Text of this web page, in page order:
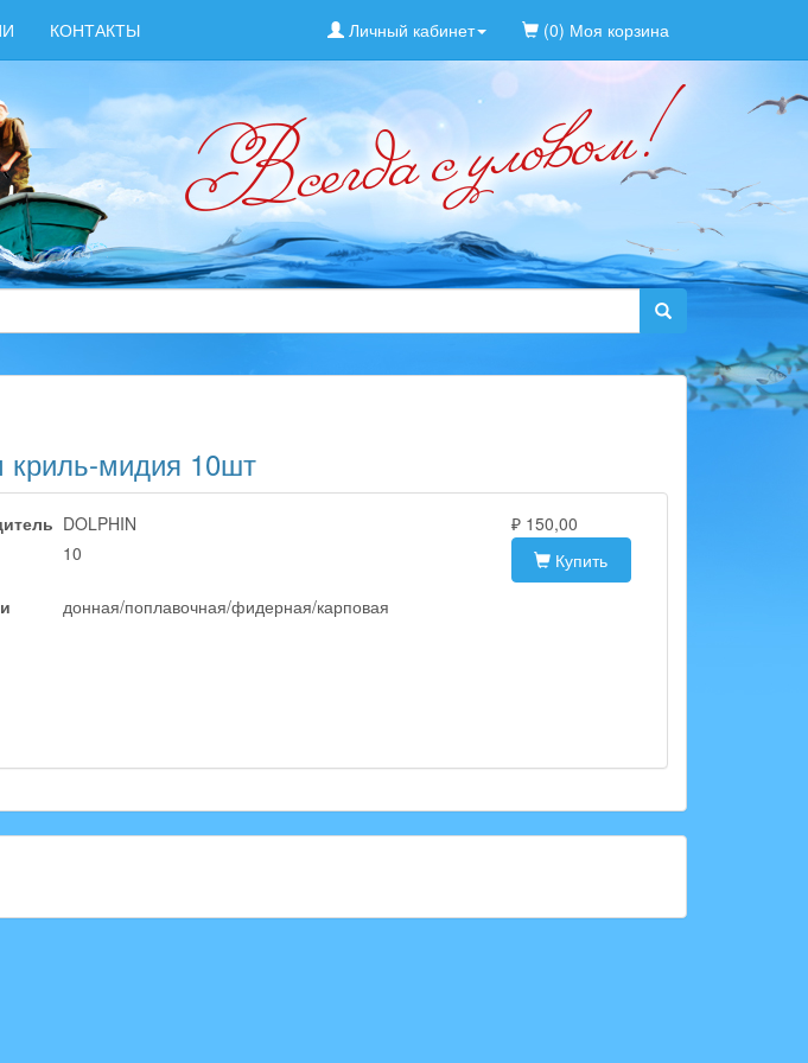
КОНТАКТЫ Личный кабинет (0) Моя корзина
криль-мидия 10шт
DOLPHIN
10
донная/поплавочная/фидерная/карповая
₽ 150,00
Купить